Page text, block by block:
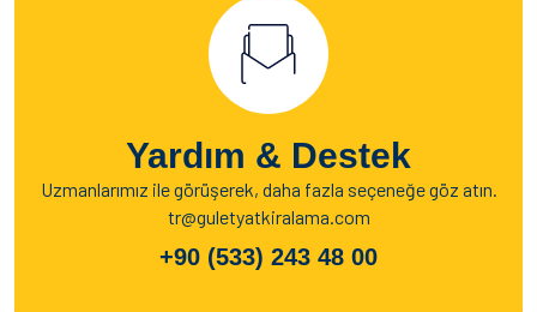
Yardım & Destek
Uzmanlarımız ile görüşerek, daha fazla seçeneğe göz atın.
tr@guletyatkiralama.com
+90 (533) 243 48 00